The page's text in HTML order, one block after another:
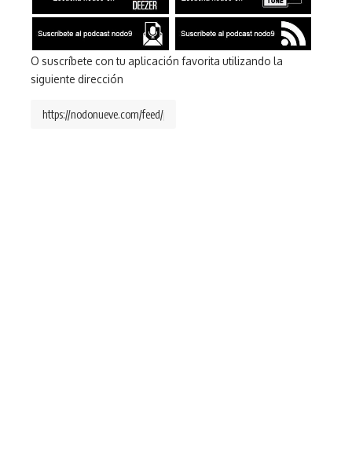
O suscríbete con tu aplicación favorita utilizando la
siguiente dirección